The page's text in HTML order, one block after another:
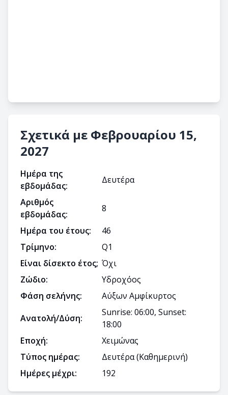
Σχετικά με Φεβρουαρίου 15,
2027
Ημέρα της
εβδομάδας:
Δευτέρα
Αριθμός
εβδομάδας:
8
Ημέρα του έτους:
46
Τρίμηνο:
Q1
Είναι δίσεκτο έτος; Όχι
Ζώδιο:
Υδροχόος
Φάση σελήνης:
Αύξων Αμφίκυρτος
Ανατολή/Δύση:
Sunrise: 06:00, Sunset:
18:00
Εποχή:
Χειμώνας
Τύπος ημέρας:
Δευτέρα(Καθημερινή)
Ημέρες μέχρι:
192